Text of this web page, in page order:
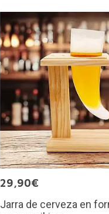
29,90€
Jarra de cerveza en